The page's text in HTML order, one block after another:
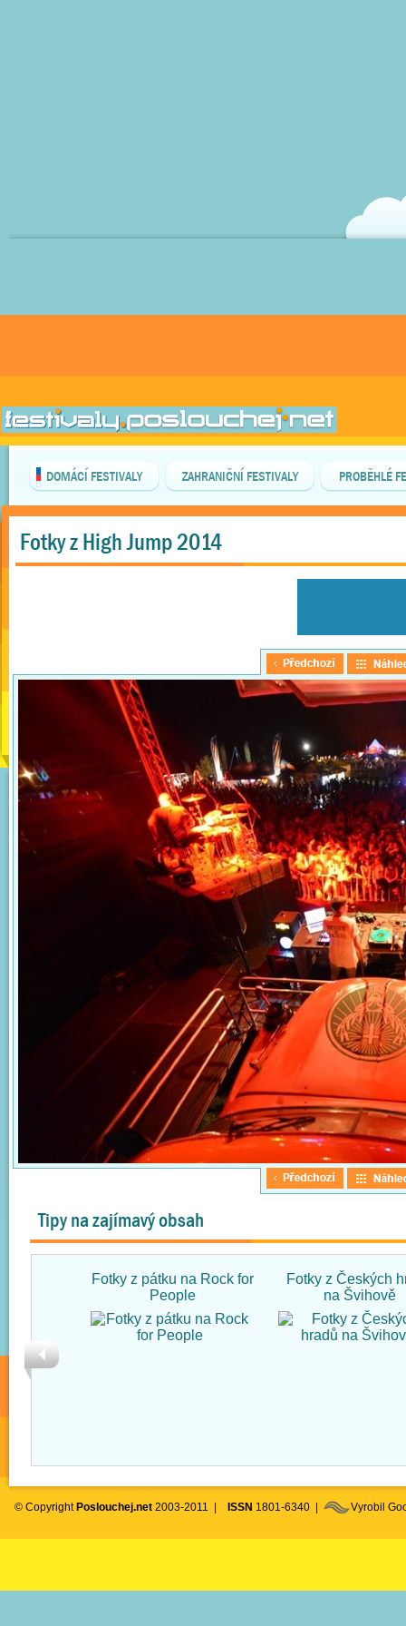
DOMÁCÍ FESTIVALY ZAHRANIČNÍ FESTIVALY PROBĚHLÉ
Fotky z High Jump 2014
Tipy na zajímavý obsah
Fotky z pátku na Rock for
People
Fotky z Českých
na Švihově
© Copyright Poslouchej.net 2003-2011 | ISSN 1801-6340 | Vyrobil